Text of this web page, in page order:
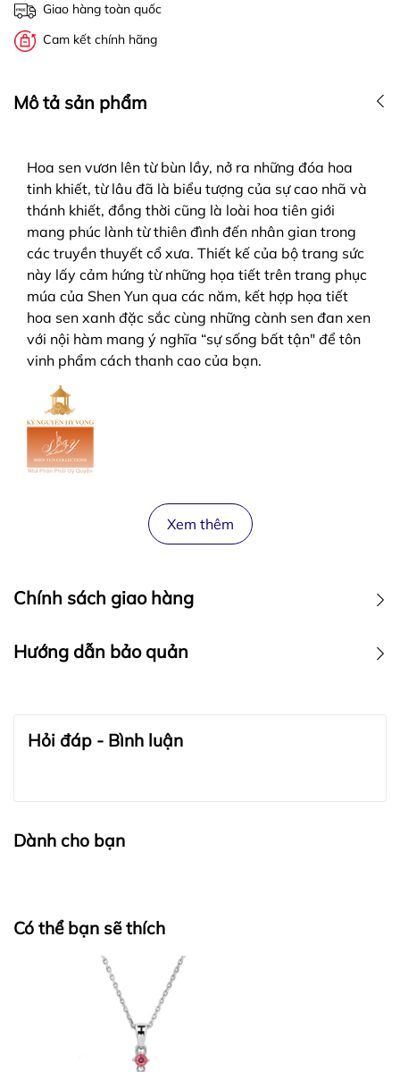
Giao hàng toàn quốc
Cam kết chính hãng
Mô tả sản phẩm
Hoa sen vươn lên từ bùn lầy, nở ra những đóa hoa
tinh khiết, từ lâu đã là biểu tượng của sự cao nhã và
thánh khiết, đồng thời cũng là loài hoa tiên giới
mang phúc lành từ thiên đình đến nhân gian trong
các truyền thuyết cổ xưa. Thiết kế của bộ trang sức
này lấy cảm hứng từ những họa tiết trên trang phục
múa của Shen Yun qua các năm, kết hợp họa tiết
hoa sen xanh đặc sắc cùng những cành sen đan xen
với nội hàm mang ý nghĩa “sự sống bất tận" để tôn
vinh phẩm cách thanh cao của bạn.
Xem thêm
Chính sách giao hàng
Hướng dẫn bảo quản
BẢO QUẢN LỤA VÀ CASHMERE:
Hỏi đáp - Bình luận
Dành cho bạn
Có thể bạn sẽ thích